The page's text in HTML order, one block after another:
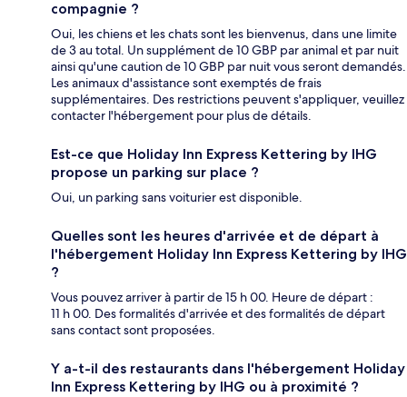
compagnie ?
Oui, les chiens et les chats sont les bienvenus, dans une limite
de 3 au total. Un supplément de 10 GBP par animal et par nuit
ainsi qu'une caution de 10 GBP par nuit vous seront demandés.
Les animaux d'assistance sont exemptés de frais
supplémentaires. Des restrictions peuvent s'appliquer, veuillez
contacter l'hébergement pour plus de détails.
Est-ce que Holiday Inn Express Kettering by IHG
propose un parking sur place ?
Oui, un parking sans voiturier est disponible.
Quelles sont les heures d'arrivée et de départ à
l'hébergement Holiday Inn Express Kettering by IHG
?
Vous pouvez arriver à partir de 15 h 00. Heure de départ :
11 h 00. Des formalités d'arrivée et des formalités de départ
sans contact sont proposées.
Y a-t-il des restaurants dans l'hébergement Holiday
Inn Express Kettering by IHG ou à proximité ?